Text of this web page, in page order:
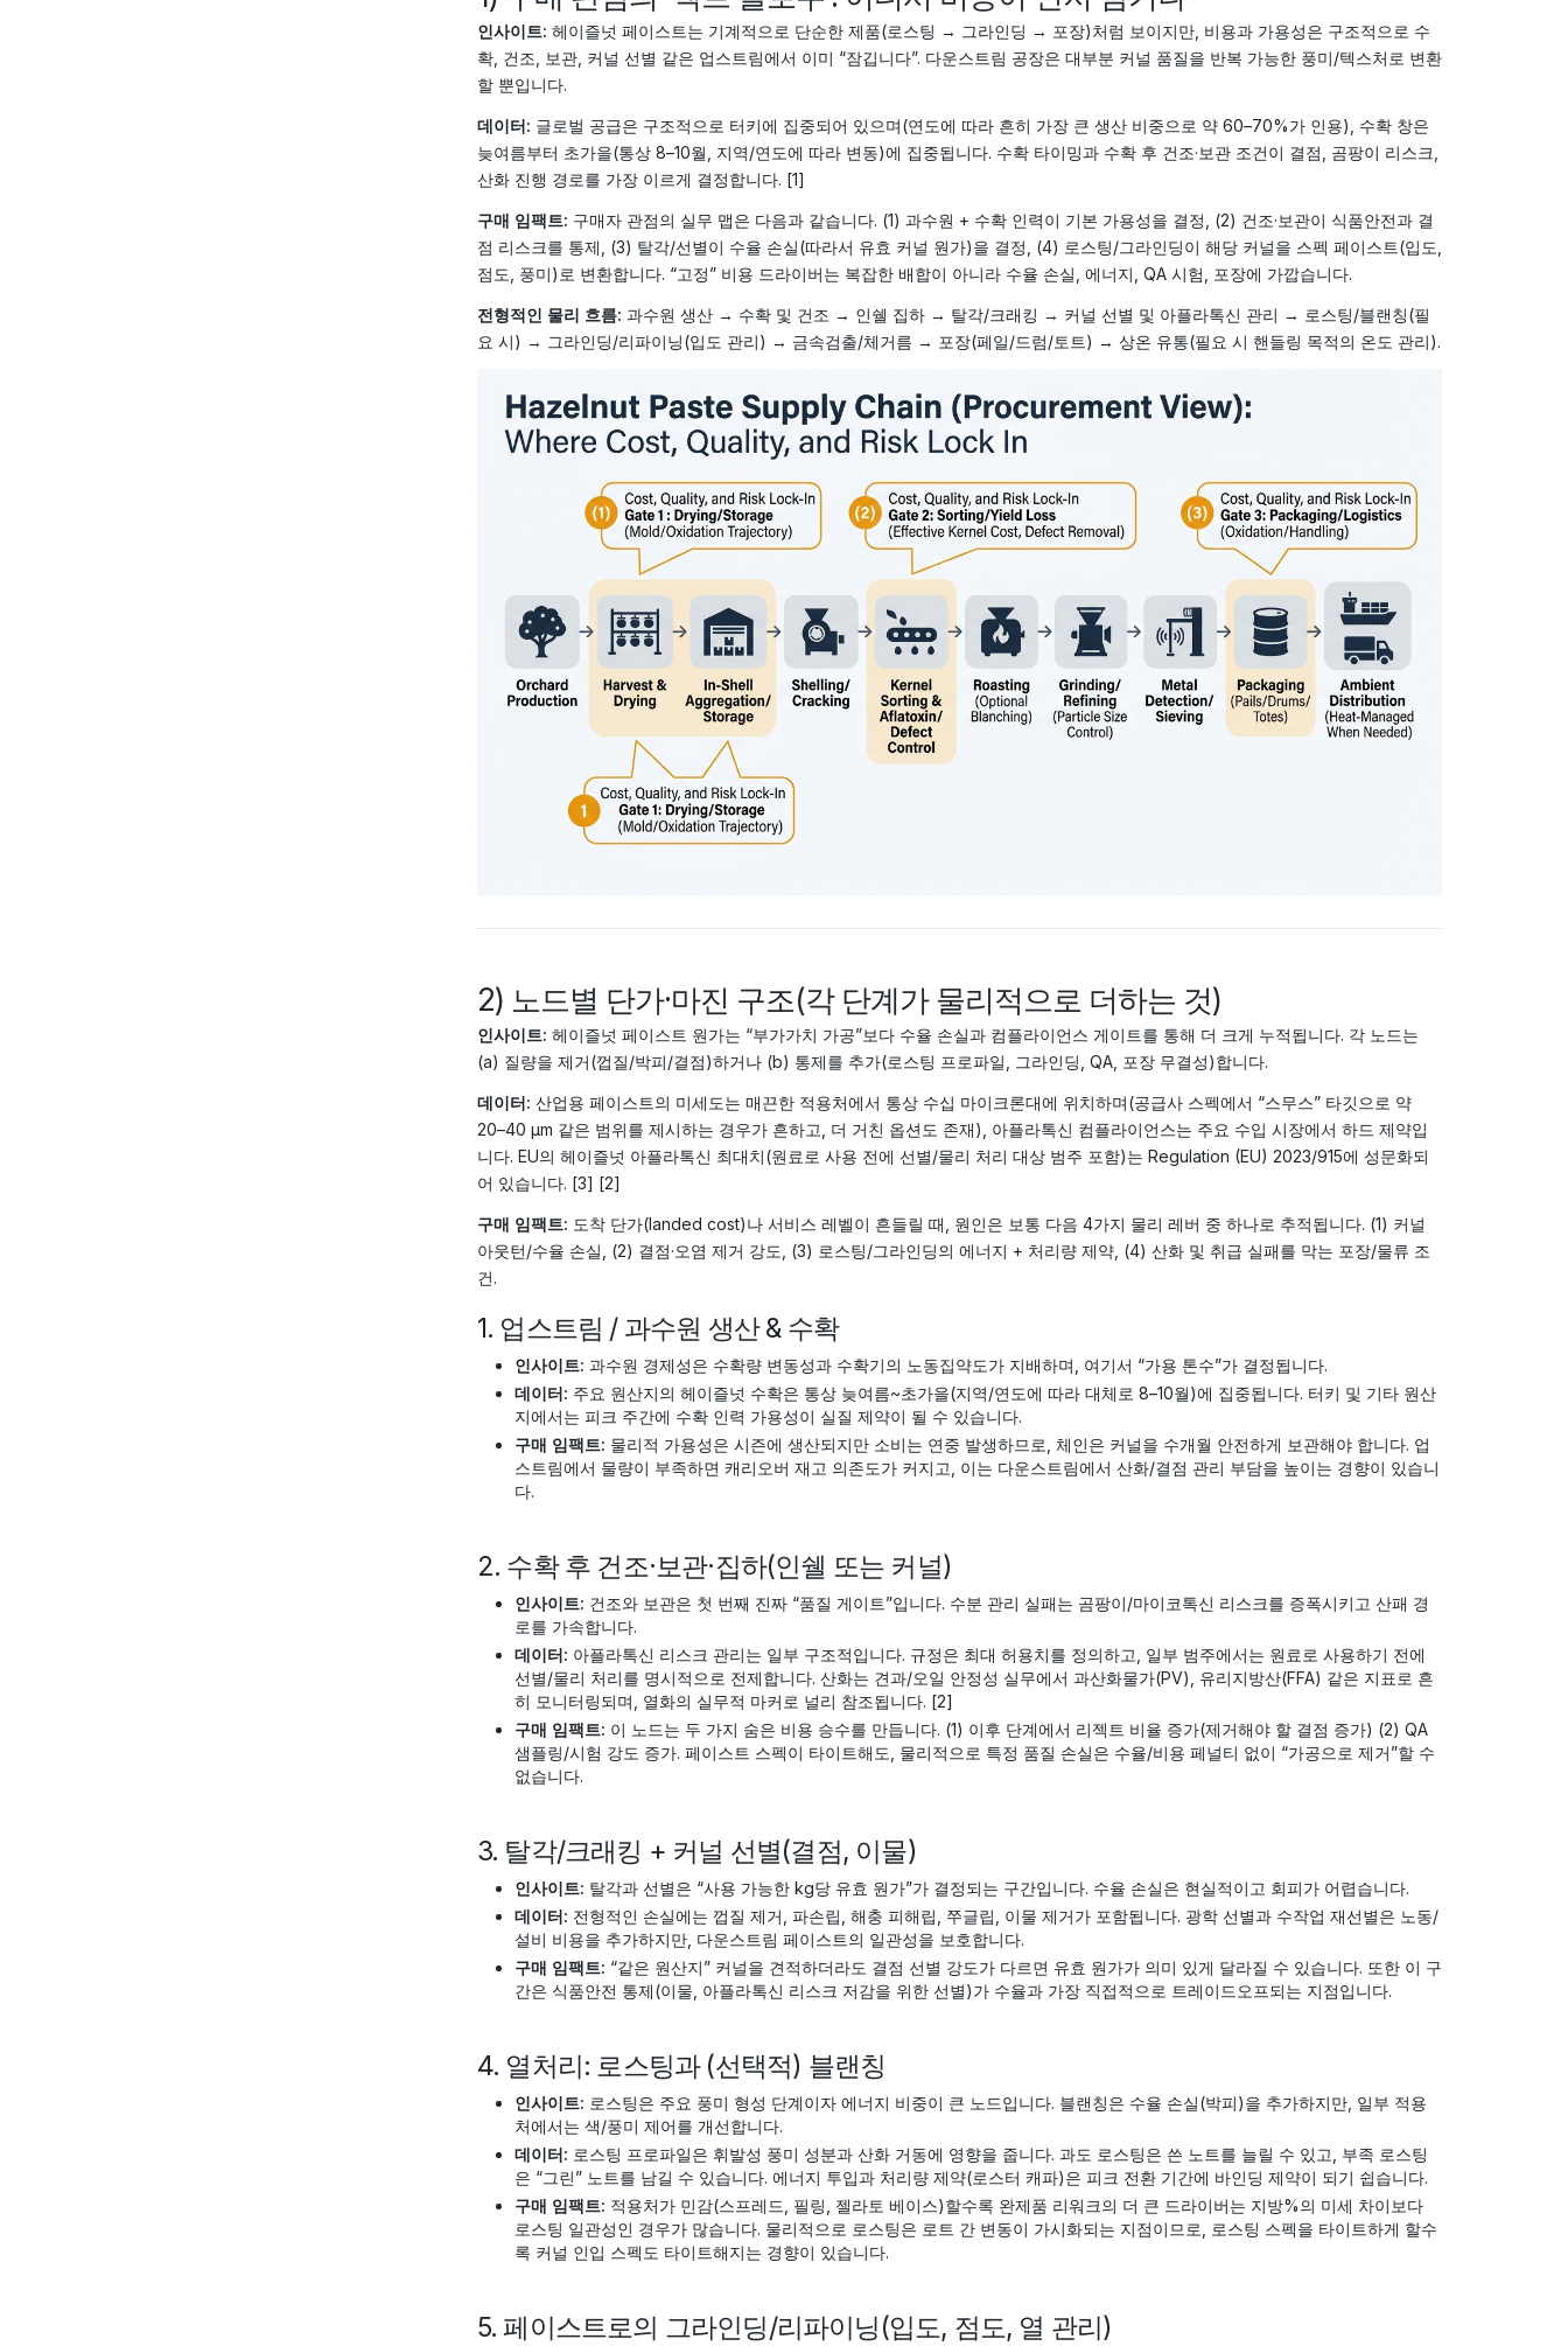
인사이트: 헤이즐넛 페이스트는 기계적으로 단순한 제품(로스팅 → 그라인딩 → 포장)처럼 보이지만, 비용과 가용성은 구조적으로 수
확, 건조, 보관, 커널 선별 같은 업스트림에서 이미 “잠깁니다”. 다운스트림 공장은 대부분 커널 품질을 반복 가능한 풍미/텍스처로 변환
할 뿐입니다.
데이터: 글로벌 공급은 구조적으로 터키에 집중되어 있으며(연도에 따라 흔히 가장 큰 생산 비중으로 약 60–70%가 인용), 수확 창은
늦여름부터 초가을(통상 8–10월, 지역/연도에 따라 변동)에 집중됩니다. 수확 타이밍과 수확 후 건조·보관 조건이 결점, 곰팡이 리스크,
산화 진행 경로를 가장 이르게 결정합니다. [1]
구매 임팩트: 구매자 관점의 실무 맵은 다음과 같습니다. (1) 과수원 + 수확 인력이 기본 가용성을 결정, (2) 건조·보관이 식품안전과 결
점 리스크를 통제, (3) 탈각/선별이 수율 손실(따라서 유효 커널 원가)을 결정, (4) 로스팅/그라인딩이 해당 커널을 스펙 페이스트(입도,
점도, 풍미)로 변환합니다. “고정” 비용 드라이버는 복잡한 배합이 아니라 수율 손실, 에너지, QA 시험, 포장에 가깝습니다.
전형적인 물리 흐름: 과수원 생산 → 수확 및 건조 → 인쉘 집하 → 탈각/크래킹 → 커널 선별 및 아플라톡신 관리 → 로스팅/블랜칭(필
요 시) → 그라인딩/리파이닝(입도 관리) → 금속검출/체거름 → 포장(페일/드럼/토트) → 상온 유통(필요 시 핸들링 목적의 온도 관리).
2) 노드별 단가·마진 구조(각 단계가 물리적으로 더하는 것)
인사이트: 헤이즐넛 페이스트 원가는 “부가가치 가공”보다 수율 손실과 컴플라이언스 게이트를 통해 더 크게 누적됩니다. 각 노드는
(a) 질량을 제거(껍질/박피/결점)하거나 (b) 통제를 추가(로스팅 프로파일, 그라인딩, QA, 포장 무결성)합니다.
데이터: 산업용 페이스트의 미세도는 매끈한 적용처에서 통상 수십 마이크론대에 위치하며(공급사 스펙에서 “스무스” 타깃으로 약
20–40 µm 같은 범위를 제시하는 경우가 흔하고, 더 거친 옵션도 존재), 아플라톡신 컴플라이언스는 주요 수입 시장에서 하드 제약입
니다. EU의 헤이즐넛 아플라톡신 최대치(원료로 사용 전에 선별/물리 처리 대상 범주 포함)는 Regulation (EU) 2023/915에 성문화되
어 있습니다. [3] [2]
구매 임팩트: 도착 단가(landed cost)나 서비스 레벨이 흔들릴 때, 원인은 보통 다음 4가지 물리 레버 중 하나로 추적됩니다. (1) 커널
아웃턴/수율 손실, (2) 결점·오염 제거 강도, (3) 로스팅/그라인딩의 에너지 + 처리량 제약, (4) 산화 및 취급 실패를 막는 포장/물류 조
건.
1. 업스트림 / 과수원 생산 & 수확
인사이트: 과수원 경제성은 수확량 변동성과 수확기의 노동집약도가 지배하며, 여기서 “가용 톤수”가 결정됩니다.
데이터: 주요 원산지의 헤이즐넛 수확은 통상 늦여름~초가을(지역/연도에 따라 대체로 8–10월)에 집중됩니다. 터키 및 기타 원산
지에서는 피크 주간에 수확 인력 가용성이 실질 제약이 될 수 있습니다.
구매 임팩트: 물리적 가용성은 시즌에 생산되지만 소비는 연중 발생하므로, 체인은 커널을 수개월 안전하게 보관해야 합니다. 업
스트림에서 물량이 부족하면 캐리오버 재고 의존도가 커지고, 이는 다운스트림에서 산화/결점 관리 부담을 높이는 경향이 있습니
다.
2. 수확 후 건조·보관·집하(인쉘 또는 커널)
인사이트: 건조와 보관은 첫 번째 진짜 “품질 게이트”입니다. 수분 관리 실패는 곰팡이/마이코톡신 리스크를 증폭시키고 산패 경
로를 가속합니다.
데이터: 아플라톡신 리스크 관리는 일부 구조적입니다. 규정은 최대 허용치를 정의하고, 일부 범주에서는 원료로 사용하기 전에
선별/물리 처리를 명시적으로 전제합니다. 산화는 견과/오일 안정성 실무에서 과산화물가(PV), 유리지방산(FFA) 같은 지표로 흔
히 모니터링되며, 열화의 실무적 마커로 널리 참조됩니다. [2]
구매 임팩트: 이 노드는 두 가지 숨은 비용 승수를 만듭니다. (1) 이후 단계에서 리젝트 비율 증가(제거해야 할 결점 증가) (2) QA
샘플링/시험 강도 증가. 페이스트 스펙이 타이트해도, 물리적으로 특정 품질 손실은 수율/비용 페널티 없이 “가공으로 제거”할 수
없습니다.
3. 탈각/크래킹 + 커널 선별(결점, 이물)
인사이트: 탈각과 선별은 “사용 가능한 kg당 유효 원가”가 결정되는 구간입니다. 수율 손실은 현실적이고 회피가 어렵습니다.
데이터: 전형적인 손실에는 껍질 제거, 파손립, 해충 피해립, 쭈글립, 이물 제거가 포함됩니다. 광학 선별과 수작업 재선별은 노동/
설비 비용을 추가하지만, 다운스트림 페이스트의 일관성을 보호합니다.
구매 임팩트: “같은 원산지” 커널을 견적하더라도 결점 선별 강도가 다르면 유효 원가가 의미 있게 달라질 수 있습니다. 또한 이 구
간은 식품안전 통제(이물, 아플라톡신 리스크 저감을 위한 선별)가 수율과 가장 직접적으로 트레이드오프되는 지점입니다.
4. 열처리: 로스팅과 (선택적) 블랜칭
인사이트: 로스팅은 주요 풍미 형성 단계이자 에너지 비중이 큰 노드입니다. 블랜칭은 수율 손실(박피)을 추가하지만, 일부 적용
처에서는 색/풍미 제어를 개선합니다.
데이터: 로스팅 프로파일은 휘발성 풍미 성분과 산화 거동에 영향을 줍니다. 과도 로스팅은 쓴 노트를 늘릴 수 있고, 부족 로스팅
은 “그린” 노트를 남길 수 있습니다. 에너지 투입과 처리량 제약(로스터 캐파)은 피크 전환 기간에 바인딩 제약이 되기 쉽습니다.
구매 임팩트: 적용처가 민감(스프레드, 필링, 젤라토 베이스)할수록 완제품 리워크의 더 큰 드라이버는 지방%의 미세 차이보다
로스팅 일관성인 경우가 많습니다. 물리적으로 로스팅은 로트 간 변동이 가시화되는 지점이므로, 로스팅 스펙을 타이트하게 할수
록 커널 인입 스펙도 타이트해지는 경향이 있습니다.
5. 페이스트로의 그라인딩/리파이닝(입도, 점도, 열 관리)